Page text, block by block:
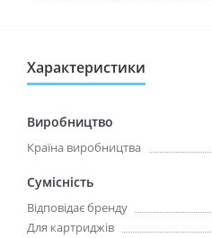
Характеристики
Виробництво
Країна виробництва
Сумісність
Відповідає бренду
Для картриджів